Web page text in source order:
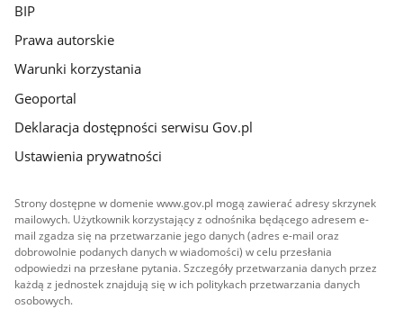
BIP
Prawa autorskie
Warunki korzystania
Geoportal
Deklaracja dostępności serwisu Gov.pl
Ustawienia prywatności
Strony dostępne w domenie www.gov.pl mogą zawierać adresy skrzynek
mailowych. Użytkownik korzystający z odnośnika będącego adresem e-
mail zgadza się na przetwarzanie jego danych (adres e-mail oraz
dobrowolnie podanych danych w wiadomości) w celu przesłania
odpowiedzi na przesłane pytania. Szczegóły przetwarzania danych przez
każdą z jednostek znajdują się w ich politykach przetwarzania danych
osobowych.